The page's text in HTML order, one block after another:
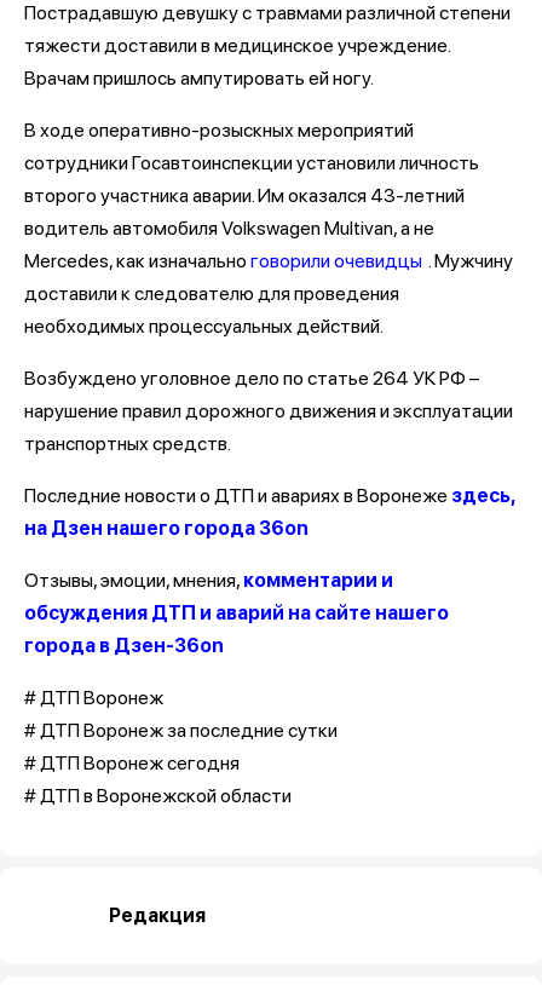
Пострадавшую девушку с травмами различной степени
тяжести доставили в медицинское учреждение.
Врачам пришлось ампутировать ей ногу.
В ходе оперативно-розыскных мероприятий
сотрудники Госавтоинспекции установили личность
второго участника аварии. Им оказался 43-летний
водитель автомобиля Volkswagen Multivan, а не
Mercedes, как изначально говорили очевидцы . Мужчину
доставили к следователю для проведения
необходимых процессуальных действий.
Возбуждено уголовное дело по статье 264 УК РФ –
нарушение правил дорожного движения и эксплуатации
транспортных средств.
Последние новости о ДТП и авариях в Воронеже здесь,
на Дзен нашего города 36on
Отзывы, эмоции, мнения, комментарии и
обсуждения ДТП и аварий на сайте нашего
города в Дзен-36on
# ДТП Воронеж
# ДТП Воронеж за последние сутки
# ДТП Воронеж сегодня
# ДТП в Воронежской области
Редакция